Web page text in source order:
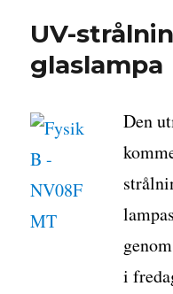
UV-
glaslampa
Den
i